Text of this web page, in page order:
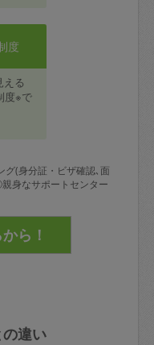
度
える
度※で
(身分証・ビザ確認､面
身なサポートセンター
違い